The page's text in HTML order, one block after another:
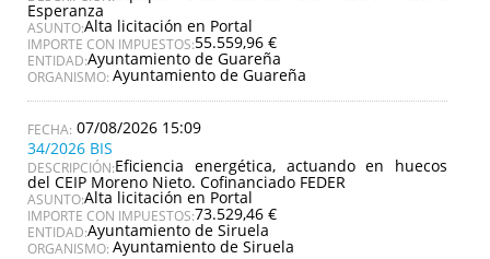
Esperanza
ASUNTO:Alta licitación en Portal
IMPORTE CON IMPUESTOS:55.559,96 €
ENTIDAD:Ayuntamiento de Guareña
ORGANISMO: Ayuntamiento de Guareña
07/08/2026 15:09
34/2026 BIS
DESCRIPCIÓN:Eficiencia energética, actuando en huecos
del CEIP Moreno Nieto. Cofinanciado FEDER
ASUNTO:Alta licitación en Portal
IMPORTE CON IMPUESTOS:73.529,46 €
ENTIDAD:Ayuntamiento de Siruela
ORGANISMO: Ayuntamiento de Siruela